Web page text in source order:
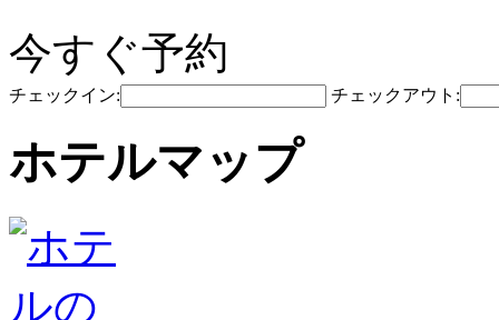
今すぐ予約
チェックイン: チェックアウト:
ホテルマップ